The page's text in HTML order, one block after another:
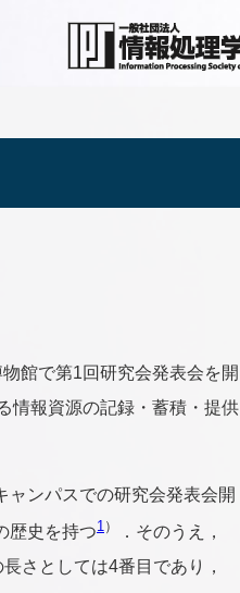
館で第1回研究会発表会を開
情報資源の記録・蓄積・提供
ンパスでの研究会発表会開
歴史を持つ1）
．そのうえ，
さとしては4番目であり，